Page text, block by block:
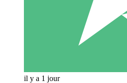
il y a 1 jour